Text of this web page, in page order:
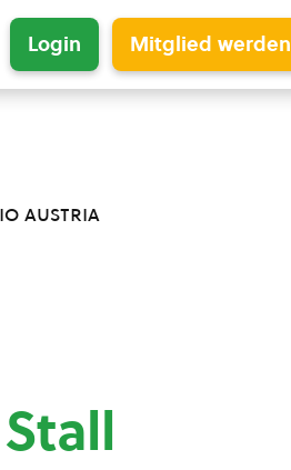
Login Mitglied werden
austria